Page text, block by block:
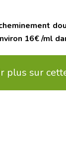
16€ /ml
plus sur